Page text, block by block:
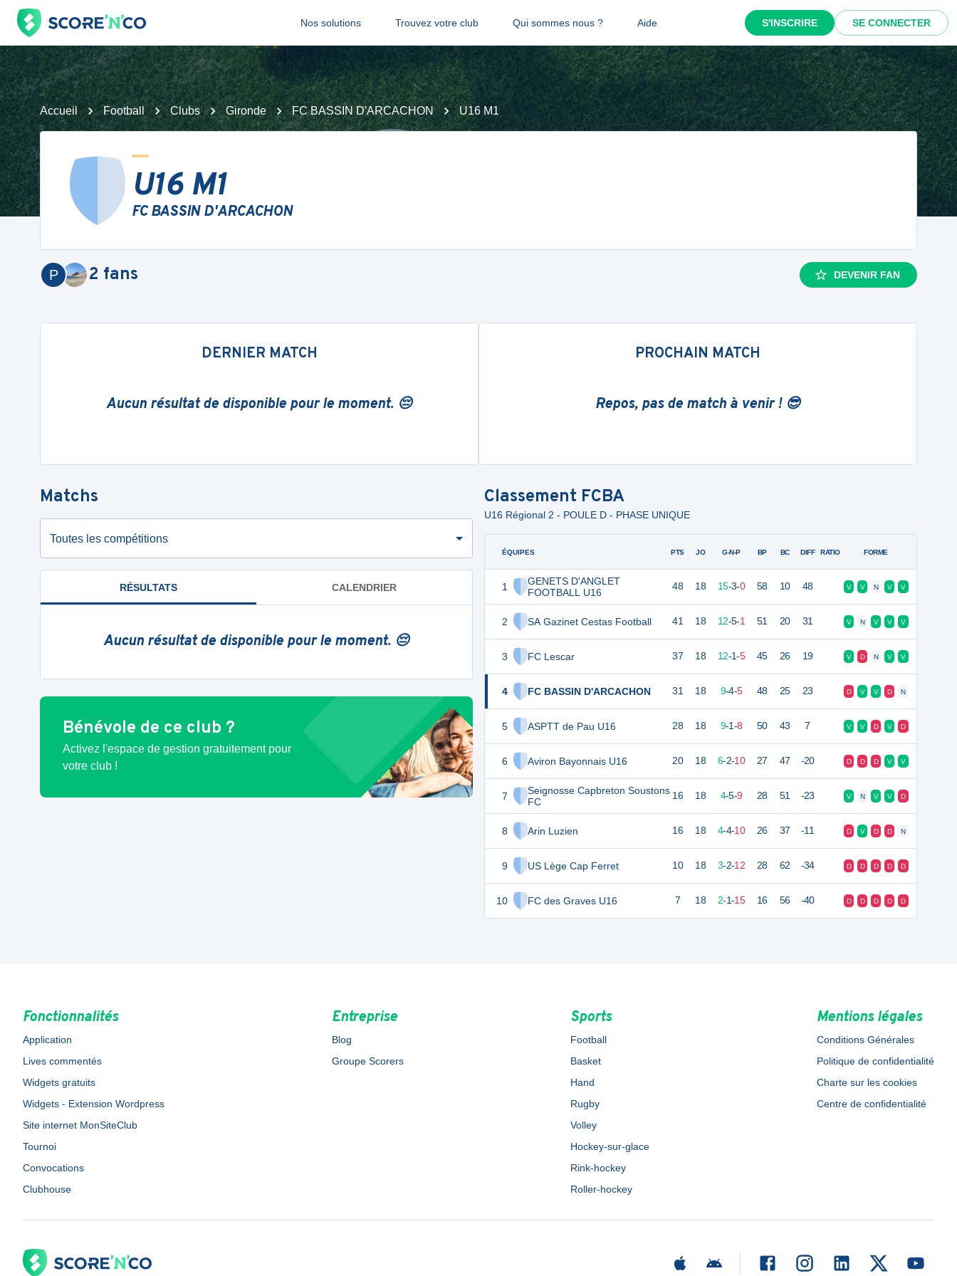
Nos solutions Trouvez votre club Qui sommes nous ? Aide S'INSCRIRE SE CONNECTER
Accueil Football Clubs Gironde FC BASSIN D'ARCACHON U16 M1
U16 M1
FC BASSIN D'ARCACHON
P 2 fans DEVENIR FAN
DERNIER MATCH
Aucun résultat de disponible pour le moment. 😔
PROCHAIN MATCH
Repos, pas de match à venir ! 😎
Matchs
Toutes les compétitions
RÉSULTATS CALENDRIER
Aucun résultat de disponible pour le moment. 😔
Bénévole de ce club ?
Activez l'espace de gestion gratuitement pour
votre club !
Classement FCBA
U16 Régional 2 - POULE D - PHASE UNIQUE
ÉQUIPES
1
GENETS D'ANGLET
FOOTBALL U16
2 SA Gazinet Cestas Football
3 FC Lescar
4 FC BASSIN D'ARCACHON
5 ASPTT de Pau U16
6 Aviron Bayonnais U16
7
Seignosse Capbreton Soustons
FC
8 Arin Luzien
9 US Lège Cap Ferret
10 FC des Graves U16
PTS JO G-N-P BP BC DIFF RATIO FORME
48 18 15-3-0 58 10 48 V V N V V
41 18 12-5-1 51 20 31 V N V V V
37 18 12-1-5 45 26 19 V D N V V
31 18 9-4-5 48 25 23 D V V D N
28 18 9-1-8 50 43 7 V V D V D
20 18 6-2-10 27 47 -20 D D D V V
16 18 4-5-9 28 51 -23 V N V V D
16 18 4-4-10 26 37 -11 D V D D N
10 18 3-2-12 28 62 -34 D D D D D
7 18 2-1-15 16 56 -40 D D D D D
Fonctionnalités
Application
Lives commentés
Widgets gratuits
Widgets - Extension Wordpress
Site internet MonSiteClub
Tournoi
Convocations
Clubhouse
Entreprise
Blog
Groupe Scorers
Sports
Football
Basket
Hand
Rugby
Volley
Hockey-sur-glace
Rink-hockey
Roller-hockey
Mentions légales
Conditions Générales
Politique de confidentialité
Charte sur les cookies
Centre de confidentialité